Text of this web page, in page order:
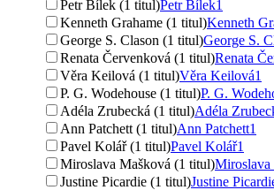
Petr Bílek (1 titul)Petr Bílek1
Kenneth Grahame (1 titul)Kenneth
George S. Clason (1 titul)George S.
Renata Červenková (1 titul)Renata
Věra Keilová (1 titul)Věra Keilová1
P. G. Wodehouse (1 titul)P. G.
Adéla Zrubecká (1 titul)Adéla
Ann Patchett (1 titul)Ann Patchett1
Pavel Kolář (1 titul)Pavel Kolář1
Miroslava Mašková (1 titul)Miroslava
Justine Picardie (1 titul)Justine